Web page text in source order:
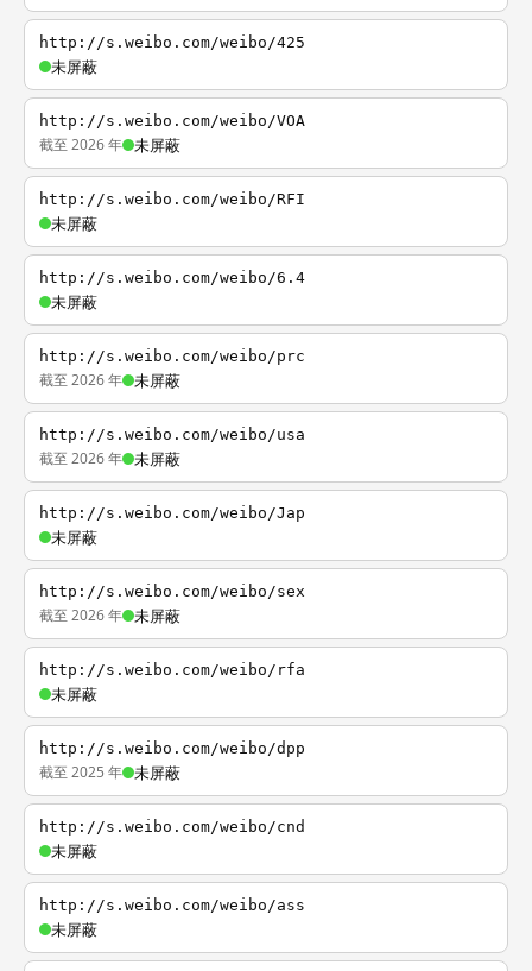
http://s.weibo.com/weibo/425
未屏蔽
http://s.weibo.com/weibo/VOA
截至 2026 年 未屏蔽
http://s.weibo.com/weibo/RFI
未屏蔽
http://s.weibo.com/weibo/6.4
未屏蔽
http://s.weibo.com/weibo/prc
截至 2026 年 未屏蔽
http://s.weibo.com/weibo/usa
截至 2026 年 未屏蔽
http://s.weibo.com/weibo/Jap
未屏蔽
http://s.weibo.com/weibo/sex
截至 2026 年 未屏蔽
http://s.weibo.com/weibo/rfa
未屏蔽
http://s.weibo.com/weibo/dpp
截至 2025 年 未屏蔽
http://s.weibo.com/weibo/cnd
未屏蔽
http://s.weibo.com/weibo/ass
未屏蔽